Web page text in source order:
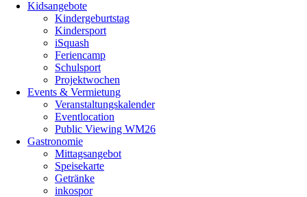
Kidsangebote
Kindergeburtstag
Kindersport
iSquash
Feriencamp
Schulsport
Projektwochen
Events & Vermietung
Veranstaltungskalender
Eventlocation
Public Viewing WM26
Gastronomie
Mittagsangebot
Speisekarte
Getränke
inkospor